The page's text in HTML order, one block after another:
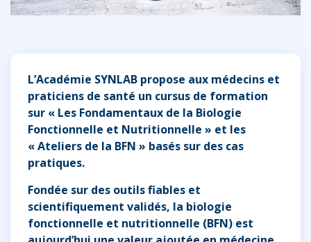
L’Académie SYNLAB propose aux médecins et
praticiens de santé un cursus de formation
sur « Les Fondamentaux de la Biologie
Fonctionnelle et Nutritionnelle » et les
« Ateliers de la BFN » basés sur des cas
pratiques.
Fondée sur des outils fiables et
scientifiquement validés, la biologie
fonctionnelle et nutritionnelle (BFN) est